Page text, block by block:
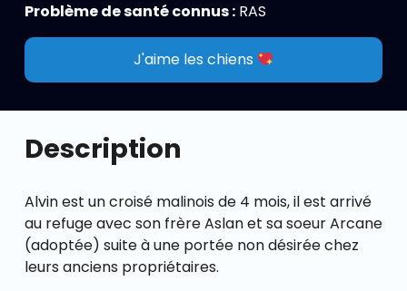
Problème de santé connus : RAS
J'aime les chiens
Description
Alvin est un croisé malinois de 4 mois, il est arrivé
au refuge avec son frère Aslan et sa soeur Arcane
(adoptée) suite à une portée non désirée chez
leurs anciens propriétaires.